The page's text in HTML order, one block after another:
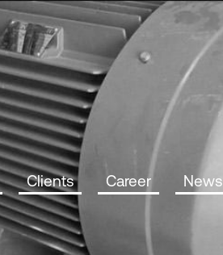
Clients Career News